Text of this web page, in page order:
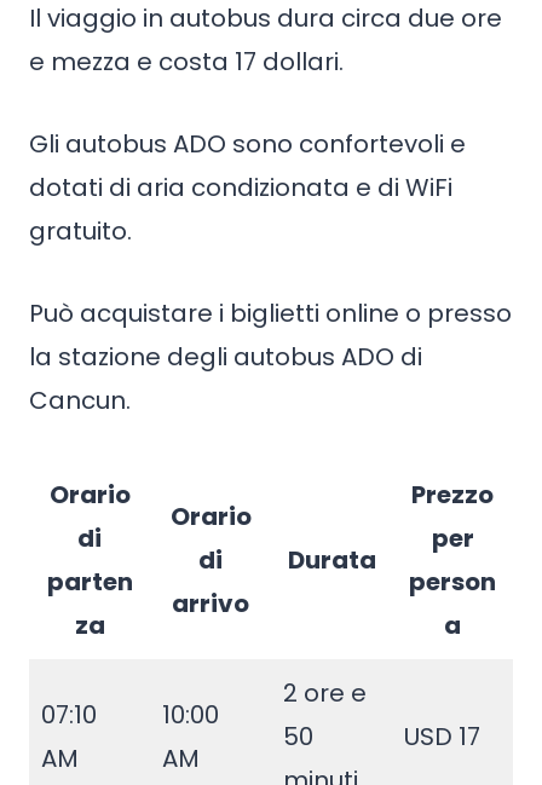
Il viaggio in autobus dura circa due ore
e mezza e costa 17 dollari.
Gli autobus ADO sono confortevoli e
dotati di aria condizionata e di WiFi
gratuito.
Può acquistare i biglietti online o presso
la stazione degli autobus ADO di
Cancun.
Orario
di
parten
za
Orario
di
arrivo
Durata
Prezzo
per
person
a
07:10
AM
10:00
AM
2 ore e
50
USD 17